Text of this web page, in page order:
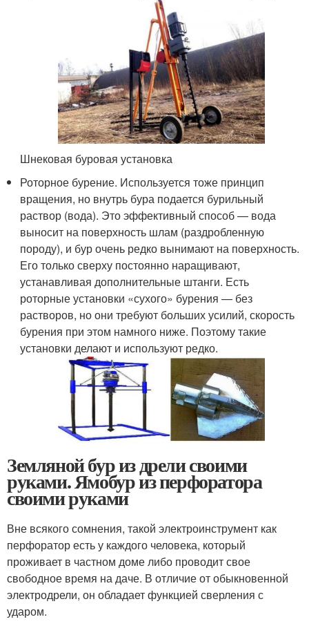
Шнековая буровая установка
Роторное бурение. Используется тоже принцип
вращения, но внутрь бура подается бурильный
раствор (вода). Это эффективный способ — вода
выносит на поверхность шлам (раздробленную
породу), и бур очень редко вынимают на поверхность.
Его только сверху постоянно наращивают,
устанавливая дополнительные штанги. Есть
роторные установки «сухого» бурения — без
растворов, но они требуют больших усилий, скорость
бурения при этом намного ниже. Поэтому такие
установки делают и используют редко.
Земляной бур из дрели своими
руками. Ямобур из перфоратора
своими руками
Вне всякого сомнения, такой электроинструмент как
перфоратор есть у каждого человека, который
проживает в частном доме либо проводит свое
свободное время на даче. В отличие от обыкновенной
электродрели, он обладает функцией сверления с
ударом.